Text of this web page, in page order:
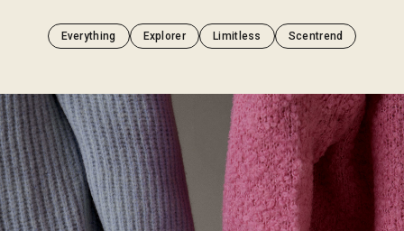
Everything Explorer Limitless Scentrend